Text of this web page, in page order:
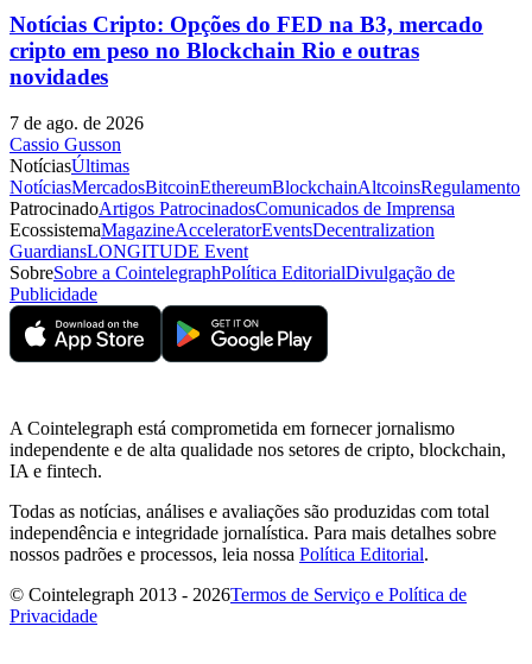
Notícias Cripto: Opções do FED na B3, mercado
cripto em peso no Blockchain Rio e outras
novidades
7 de ago. de 2026
Cassio Gusson
NotíciasÚltimas
NotíciasMercadosBitcoinEthereumBlockchainAltcoinsRegulamento
PatrocinadoArtigos PatrocinadosComunicados de Imprensa
EcossistemaMagazineAcceleratorEventsDecentralization
GuardiansLONGITUDE Event
SobreSobre a CointelegraphPolítica EditorialDivulgação de
Publicidade
A Cointelegraph está comprometida em fornecer jornalismo
independente e de alta qualidade nos setores de cripto, blockchain,
IA e fintech.
Todas as notícias, análises e avaliações são produzidas com total
independência e integridade jornalística. Para mais detalhes sobre
nossos padrões e processos, leia nossa Política Editorial.
© Cointelegraph 2013 - 2026Termos de Serviço e Política de
Privacidade